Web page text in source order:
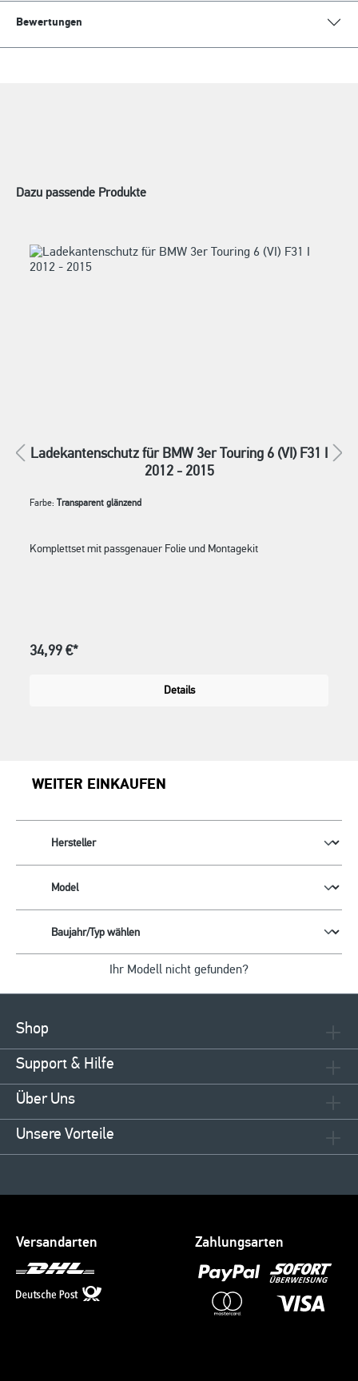
Bewertungen
Dazu passende Produkte
Ladekantenschutz für BMW 3er Touring 6 (VI) F31 I
2012 - 2015
Farbe: Transparent glänzend
Komplettset mit passgenauer Folie und Montagekit
34,99 €*
Details
WEITER EINKAUFEN
Ihr Modell nicht gefunden?
Shop
Support & Hilfe
Über Uns
Unsere Vorteile
Versandarten Zahlungsarten